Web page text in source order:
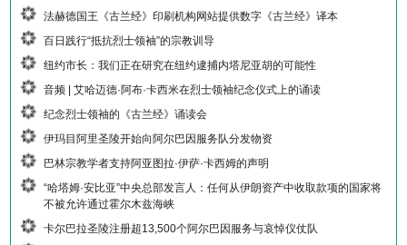
法赫德国王《古兰经》印刷机构网站提供数字《古兰经》译本
百日践行“抵抗烈士领袖”的宗教训导
纽约市长：我们正在研究在纽约逮捕内塔尼亚胡的可能性
音频 | 艾哈迈德·阿布·卡西米在烈士领袖纪念仪式上的诵读
纪念烈士领袖的《古兰经》诵读会
伊玛目阿里圣陵开始向阿尔巴因服务队分发物资
巴林宗教学者支持阿亚图拉·伊萨·卡西姆的声明
“哈塔姆·安比亚”中央总部发言人：任何从伊朗资产中收取款项的国家将
不被允许通过霍尔木兹海峡
卡尔巴拉圣陵注册超13,500个阿尔巴因服务与哀悼仪仗队